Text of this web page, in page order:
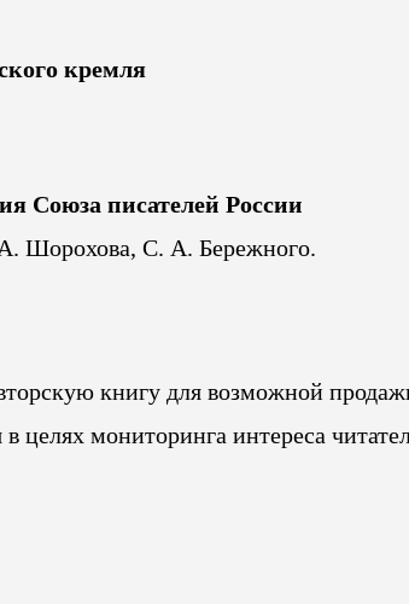
кремля
Союза писателей России
Шорохова, С. А. Бережного.
книгу для возможной
мониторинга интереса